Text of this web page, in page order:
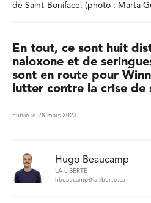
de Saint-Boniface. (photo : Marta
En tout, ce sont huit
naloxone et de
sont en route pour
lutter contre la crise de
Publié le 28 mars 2023
Hugo Beaucamp
LA LIBERTÉ
hbeaucamp@la-liberte.ca